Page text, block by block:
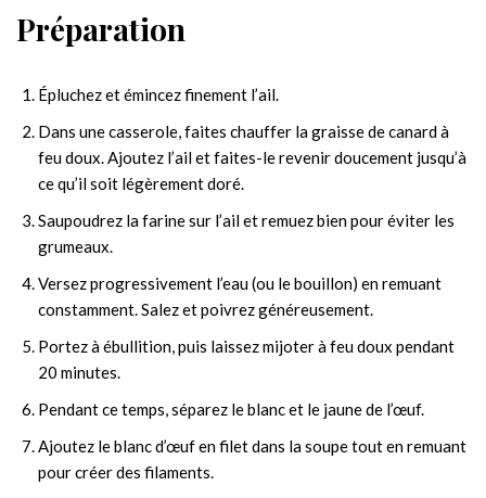
Préparation
Épluchez et émincez finement l’ail.
Dans une casserole, faites chauffer la graisse de canard à
feu doux. Ajoutez l’ail et faites-le revenir doucement jusqu’à
ce qu’il soit légèrement doré.
Saupoudrez la farine sur l’ail et remuez bien pour éviter les
grumeaux.
Versez progressivement l’eau (ou le bouillon) en remuant
constamment. Salez et poivrez généreusement.
Portez à ébullition, puis laissez mijoter à feu doux pendant
20 minutes.
Pendant ce temps, séparez le blanc et le jaune de l’œuf.
Ajoutez le blanc d’œuf en filet dans la soupe tout en remuant
pour créer des filaments.